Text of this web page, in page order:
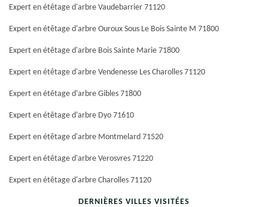
Expert en étêtage d'arbre Vaudebarrier 71120
Expert en étêtage d'arbre Ouroux Sous Le Bois Sainte M 71800
Expert en étêtage d'arbre Bois Sainte Marie 71800
Expert en étêtage d'arbre Vendenesse Les Charolles 71120
Expert en étêtage d'arbre Gibles 71800
Expert en étêtage d'arbre Dyo 71610
Expert en étêtage d'arbre Montmelard 71520
Expert en étêtage d'arbre Verosvres 71220
Expert en étêtage d'arbre Charolles 71120
DERNIÈRES VILLES VISITÉES